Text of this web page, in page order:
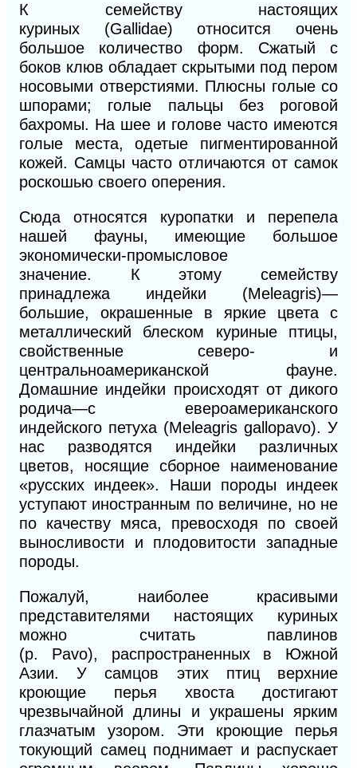
К семейству настоящих
куриных (Gall idае)относится очень
большое количество форм. Сжатый с
боков клюв обладает скрытыми под пером
носовыми отверстиями. Плюсны голые со
шпорами; голые пальцы без роговой
бахромы. На шее и голове часто имеются
голые места, одетые пигментированной
кожей. Самцы часто отличаются от самок
роскошью своего оперения.
Сюда относятся куропатки и перепела
нашей фауны, имеющие большое
экономически-промысловое
значение. Кэтому семейству
принадлежа индейки (Meleagris)—
большие, окрашенные в яркие цвета с
металлический блеском куриные птицы,
свойственные северо- и
центральноамериканской фауне.
Домашние индейки происходят от дикого
родича—с евероамериканского
индейского петуха (Meleagris gallopavo). У
нас разводятся индейки различных
цветов, носящие сборное наименование
«русских индеек». Наши породы индеек
уступают иностранным по величине, но не
по качеству мяса, превосходя по своей
выносливости и плодовитости западные
породы.
Пожалуй, наиболее красивыми
представителями настоящих куриных
можно считать павлинов
(p. Pavo), распространенных в Южной
Азии. У самцов этих птиц верхние
кроющие перья хвоста достигают
чрезвычайной длины и украшены ярким
глазчатым узором. Эти кроющие перья
токующий самец поднимает и распускает